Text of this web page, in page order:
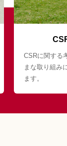
CSRに関する
まな取り組み
ます。